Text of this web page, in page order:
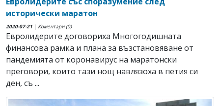
исторически маратон
2020-07-21 | Коментари (0)
Евролидерите договориха Многогодишната
финансова рамка и плана за възстановяване от
пандемията от коронавирус на маратонски
преговори, които тази нощ навлязоха в петия си
ден, съ ...